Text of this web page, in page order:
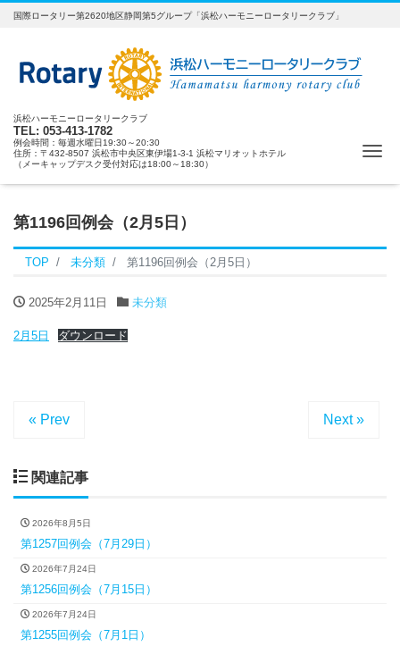
国際ロータリー第2620地区静岡第5グループ「浜松ハーモニーロータリークラブ」
浜松ハーモニーロータリークラブ
TEL: 053-413-1782
例会時間：毎週水曜日19:30～20:30
住所：〒432-8507 浜松市中央区東伊場1-3-1 浜松マリオットホテル
（メーキャップデスク受付対応は18:00～18:30）
ナ
第1196回例会（2月5日）
TOP 未分類 第1196回例会（2月5日）
2025年2月11日 未分類
2月5日 ダウンロード
« Prev Next »
関連記事
2026年8月5日
第1257回例会（7月29日）
2026年7月24日
第1256回例会（7月15日）
2026年7月24日
第1255回例会（7月1日）